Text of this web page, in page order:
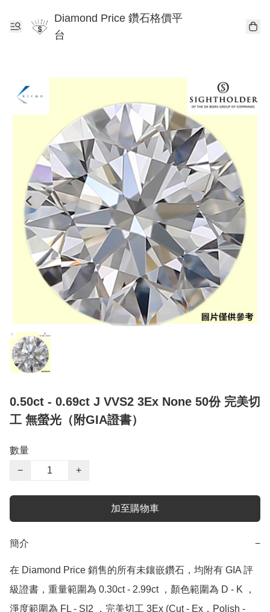
Diamond Price 鑽石格價平
台
0.50ct - 0.69ct J VVS2 3Ex None 50份 完美切
工 無螢光（附GIA證書）
數量
−
+
加至購物車
簡介 −
在 Diamond Price 銷售的所有未鑲嵌鑽石，均附有 GIA 評
級證書，重量範圍為 0.30ct - 2.99ct ，顏色範圍為 D - K ，
淨度範圍為 FL - SI2 ，完美切工 3Ex (Cut - Ex，Polish -